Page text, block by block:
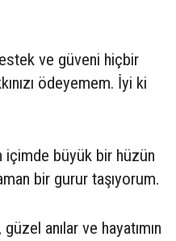
ve güveni hiçbir
ödeyemem. İyi ki
içimde büyük bir hüzün
bir gurur taşıyorum.
anılar ve hayatımın